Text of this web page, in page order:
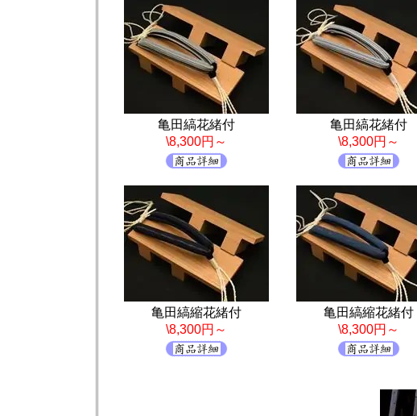
亀田縞花緒付
\8,300円～
亀田縞花緒付
\8,300円～
亀田縞縮花緒付
\8,300円～
亀田縞縮花緒付
\8,300円～